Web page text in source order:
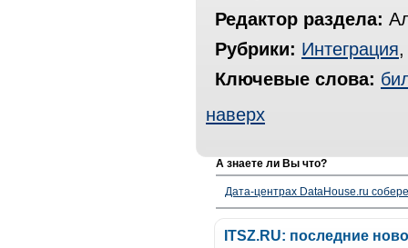
Редактор раздела:
Рубрики: Интеграция
Ключевые слова:
наверх
А знаете ли Вы что?
Дата-центрах DataHouse.ru
ITSZ.RU: последние